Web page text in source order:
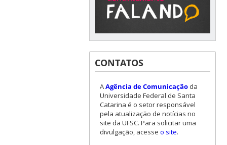
CONTATOS
AAgência de Comunicaçãoda
Universidade Federal de Santa
Catarina é o setor responsável
pela atualização de notícias no
site da UFSC. Para solicitar uma
divulgação, acesse o site.